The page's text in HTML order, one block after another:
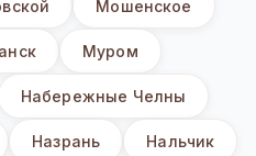
Мошенское
Муром
Набережные Челны
Назрань Нальчик